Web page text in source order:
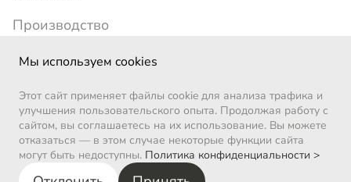
Производство
artmebel1996@yandex.ru
Позвоните мне
ВКонтакте
Арт-Мебель | 1996-2026
Мы используем cookies
Этот сайт применяет файлы cookie для анализа трафика и
улучшения пользовательского опыта. Продолжая работу с
сайтом, вы соглашаетесь на их использование. Вы можете
отказаться — в этом случае некоторые функции сайта
могут быть недоступны. Политика конфиденциальности >